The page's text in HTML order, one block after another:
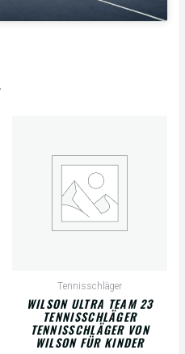
Tennisschläger
WILSON ULTRA TEAM 23
TENNISSCHLÄGER
TENNISSCHLÄGER VON
WILSON FÜR KINDER